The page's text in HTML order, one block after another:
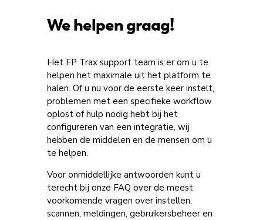
We helpen graag!
Het FP Trax support team is er om u te
helpen het maximale uit het platform te
halen. Of u nu voor de eerste keer instelt,
problemen met een specifieke workflow
oplost of hulp nodig hebt bij het
configureren van een integratie, wij
hebben de middelen en de mensen om u
te helpen.
Voor onmiddellijke antwoorden kunt u
terecht bij onze FAQ over de meest
voorkomende vragen over instellen,
scannen, meldingen, gebruikersbeheer en